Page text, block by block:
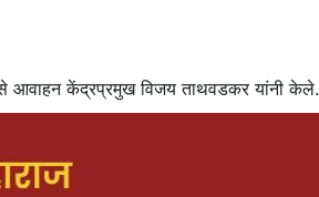
आवाहन केंद्रप्रमुख विजय ताथवडकर यांनी केले.